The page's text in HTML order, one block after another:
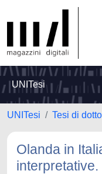
UNITesi
UNITesi Tesi di
Olanda in